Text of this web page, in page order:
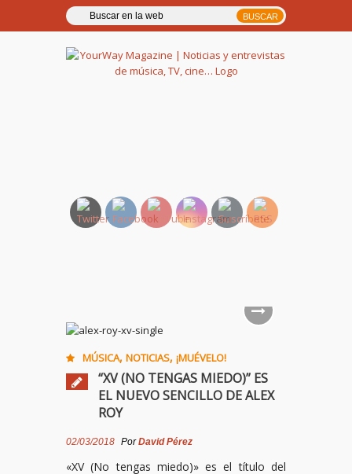
MÚSICA, NOTICIAS, ¡MUÉVELO!
“XV (NO TENGAS MIEDO)” ES
EL NUEVO SENCILLO DE ALEX
ROY
02/03/2018 PorDavid Pérez
«XV (No tengas miedo)» es el título del